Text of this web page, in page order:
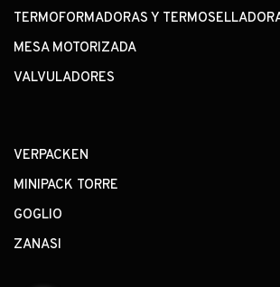
TERMOFORMADORAS Y
MESA MOTORIZADA
VALVULADORES
VERPACKEN
MINIPACK TORRE
GOGLIO
ZANASI